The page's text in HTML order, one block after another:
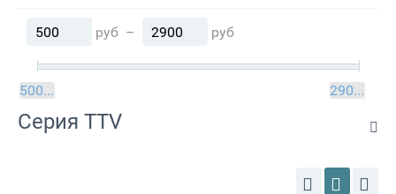
руб – руб
500
руб 2900руб
Серия TTV